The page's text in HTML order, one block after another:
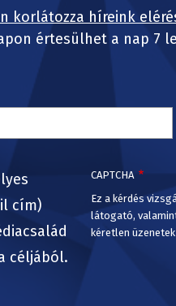
korlátozza híreink
értesülhet a nap 7
cím)
céljából.
CAPTCHA
Ez a kérdés
látogató,
kéretlen